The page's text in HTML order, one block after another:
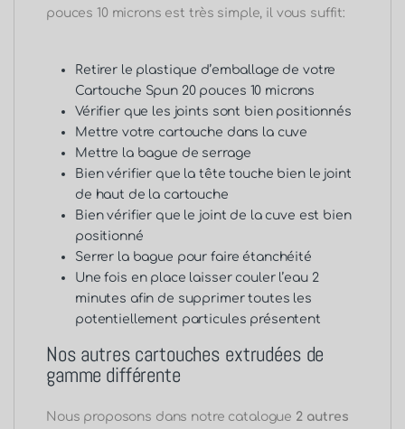
pouces 10 microns est très simple, il vous suffit:
Retirer le plastique d’emballage de votre
Cartouche Spun 20 pouces 10 microns
Vérifier que les joints sont bien positionnés
Mettre votre cartouche dans la cuve
Mettre la bague de serrage
Bien vérifier que la tête touche bien le joint
de haut de la cartouche
Bien vérifier que le joint de la cuve est bien
positionné
Serrer la bague pour faire étanchéité
Une fois en place laisser couler l’eau 2
minutes afin de supprimer toutes les
potentiellement particules présentent
Nos autres cartouches extrudées de
gamme différente
Nous proposons dans notre catalogue 2 autres